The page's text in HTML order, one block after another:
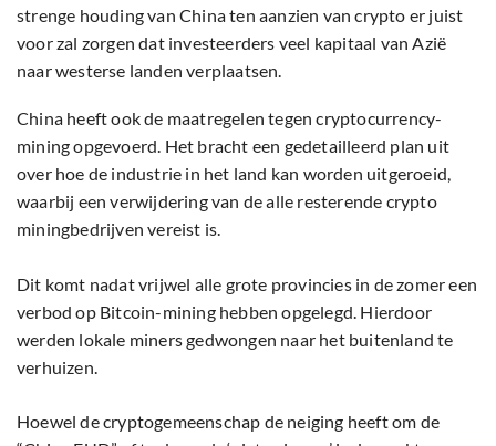
strenge houding van China ten aanzien van crypto er juist
voor zal zorgen dat investeerders veel kapitaal van Azië
naar westerse landen verplaatsen.
China heeft ook de maatregelen tegen cryptocurrency-
mining opgevoerd. Het bracht een gedetailleerd plan uit
over hoe de industrie in het land kan worden uitgeroeid,
waarbij een verwijdering van de alle resterende crypto
miningbedrijven vereist is.
Dit komt nadat vrijwel alle grote provincies in de zomer een
verbod op Bitcoin-mining hebben opgelegd. Hierdoor
werden lokale miners gedwongen naar het buitenland te
verhuizen.
Hoewel de cryptogemeenschap de neiging heeft om de